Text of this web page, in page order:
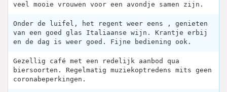
veel mooie vrouwen voor een avondje samen zijn.
Onder de luifel, het regent weer eens , genieten
van een goed glas Italiaanse wijn. Krantje erbij
en de dag is weer goed. Fijne bediening ook.
Gezellig café met een redelijk aanbod qua
biersoorten. Regelmatig muziekoptredens mits geen
coronabeperkingen.